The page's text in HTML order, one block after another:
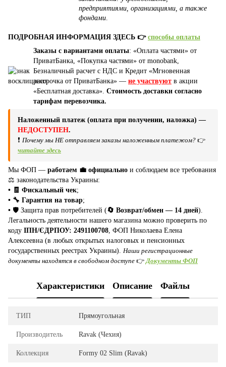
предприятиями, организациями, а также
фондами
ПОДРОБНАЯ ИНФОРМАЦИЯ ЗДЕСЬ 👉 способы оплаты
Заказы с вариантами оплаты: «Оплата частями» от
ПриватБанка, «Покупка частями» от monobank,
Безналичный расчет с НДС и Кредит «Мгновенная
рассрочка от ПриватБанка» — не участвуют в акции
«Бесплатная доставка». Стоимость доставки согласно
тарифам перевозчика.
Наложенный платеж (оплата при получении, наложка) —
НЕДОСТУПЕН.
❗ Почему мы НЕ отправляем заказы наложенным платежом? 👉
читайте здесь
Мы ФОП — работаем 💼 официально и соблюдаем все требования
⚖️ законодательства Украины:
• 🧾 Фискальный чек;
• 🔧 Гарантия на товар;
• 🛡️ Защита прав потребителей (🔄 Возврат/обмен — 14 дней).
Легальность деятельности нашего магазина можно проверить по
коду ІПН/ЄДРПОУ: 2491100708 , ФОП Николаева Елена
Алексеевна (в любых открытых налоговых и пенсионных
государственных реестрах Украины). Наши регистрационные
документы находятся в свободном доступе 👉 Документы ФОП
Характеристики Описание Файлы
ТИП Прямоугольная
Производитель Ravak (Чехия)
Коллекция Formy 02 Slim (Ravak)